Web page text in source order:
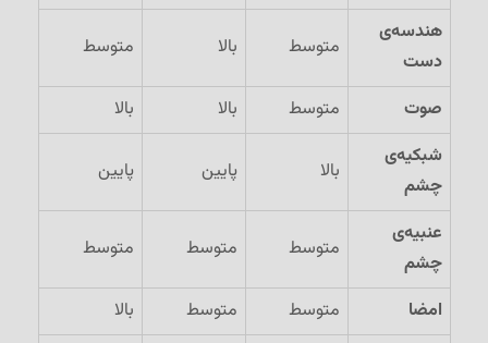
هندسه‌ی
دست
متوسط بالا متوسط
صوت متوسط بالا
بالا
شبکیه‌ی
چشم
بالا پایین پایین
عنبیه‌ی
چشم
متوسط متوسط متوسط
امضا متوسط متوسط
بالا